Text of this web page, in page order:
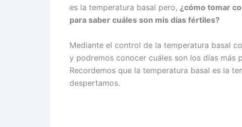
es la temperatura basal pero, ¿cómo tomar
para saber cuáles son mis días fértiles?
Mediante el control de la temperatura basal
y podremos conocer cuáles son los días más
Recordemos que la temperatura basal es la
despertamos.